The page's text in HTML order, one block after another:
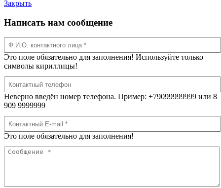
Закрыть
Написать нам сообщение
Это поле обязательно для заполнения! Используйте только
символы кириллицы!
Неверно введён номер телефона. Пример: +79099999999 или 8
909 9999999
Это поле обязательно для заполнения!